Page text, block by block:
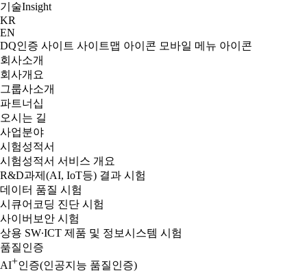
기술Insight
KR
EN
DQ인증 사이트 사이트맵 아이콘 모바일 메뉴 아이콘
회사소개
회사개요
그룹사소개
파트너십
오시는 길
사업분야
시험성적서
시험성적서 서비스 개요
R&D과제(AI, IoT등) 결과 시험
데이터 품질 시험
시큐어코딩 진단 시험
사이버보안 시험
상용 SW∙ICT 제품 및 정보시스템 시험
품질인증
AI+인증(인공지능 품질인증)